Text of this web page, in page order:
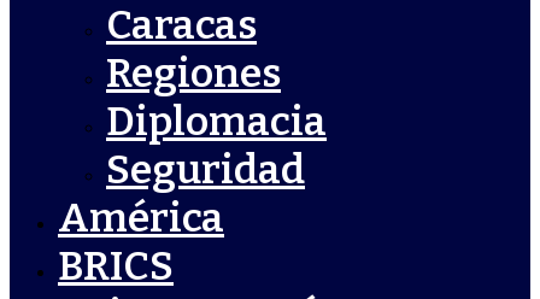
Caracas
Regiones
Diplomacia
Seguridad
América
BRICS